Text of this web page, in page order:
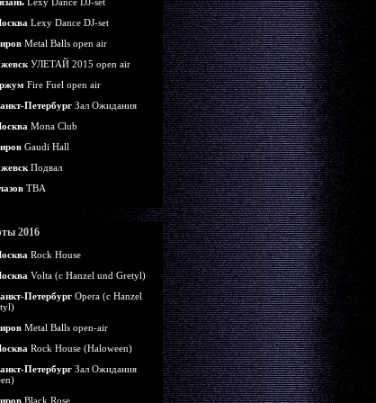
Lexy Dance DJ-set
Metal Balls open air
УЛЕТАЙ 2015 open air
Fire Fuel open air
Петербург Зал Ожидания
Mona Club
Gaudi Hall
Подвал
TBA
2016
Rock House
Volta (c Hanzel und Gretyl)
Петербург Opera (c Hanzel
Metal Balls open-air
Rock House (Haloween)
Петербург Зал Ожидания
Black Rose